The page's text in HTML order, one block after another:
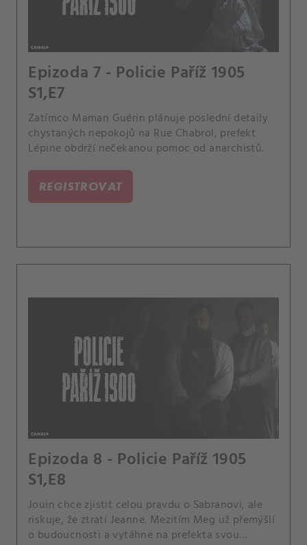
Epizoda 7 - Policie Paříž 1905
S1,E7
Zatímco Maman Guérin plánuje poslední detaily
chystaných nepokojů na Rue Chabrol, prefekt
Lépine obdrží nečekanou pomoc od anarchistů.
REGISTROVAT
Epizoda 8 - Policie Paříž 1905
S1,E8
Jouin chce zjistit celou pravdu o Sabranovi, ale
riskuje, že ztratí Jeanne. Mezitím Meg už přemýšlí
o budoucnosti a vytáhne na prefekta svou